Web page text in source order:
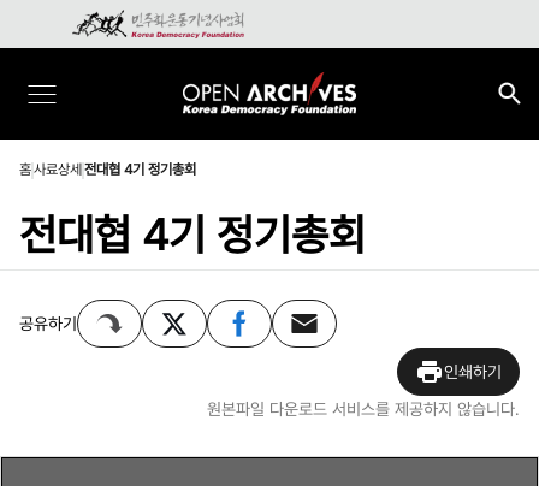
홈사료상세 전대협 4기 정기총회
전대협 4기 정기총회
공유하기
인쇄하기
원본파일 다운로드 서비스를 제공하지 않습니다.